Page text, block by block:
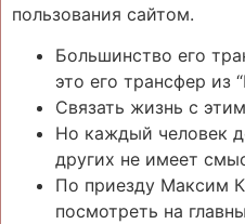
пользования сайтом.
Большинство его
это его трансфер из
Связать жизнь с
Но каждый человек
других не имеет
По приезду Максим
посмотреть на